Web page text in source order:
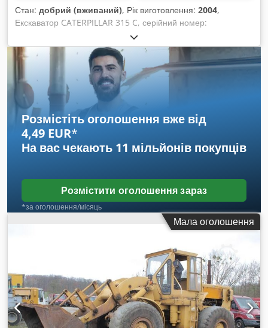
Стан: добрий (вживаний), Рік виготовлення: 2004,
Екскаватор CATERPILLAR 315 C, серійний номер:
CAT0315CTANF00406 83 кВт Crjdpfx Anoydnxbjzsf 2004 рік
Розмістіть оголошення вже від
4,49 EUR*
На вас чекають 11 мільйонів покупців
Розмістити оголошення зараз
*за оголошення/місяць
Мала оголошення